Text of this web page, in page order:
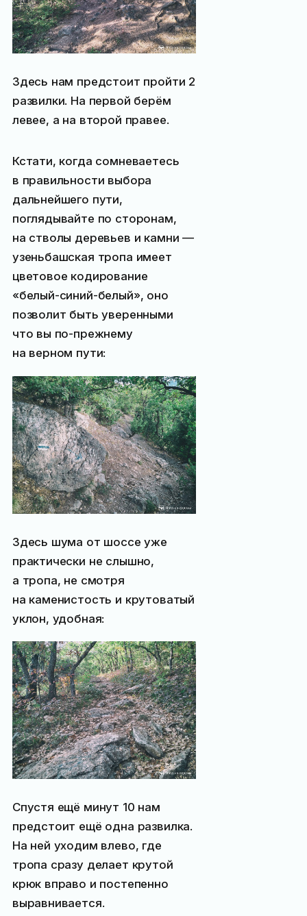
Здесь нам предстоит пройти 2
развилки. На первой берём
левее, а на второй правее.
Кстати, когда сомневаетесь
в правильности выбора
дальнейшего пути,
поглядывайте по сторонам,
на стволы деревьев и камни —
узеньбашская тропа имеет
цветовое кодирование
«белый-синий-белый», оно
позволит быть уверенными
что вы по-прежнему
на верном пути:
Здесь шума от шоссе уже
практически не слышно,
а тропа, не смотря
на каменистость и крутоватый
уклон, удобная:
Спустя ещё минут 10 нам
предстоит ещё одна развилка.
На ней уходим влево, где
тропа сразу делает крутой
крюк вправо и постепенно
выравнивается.